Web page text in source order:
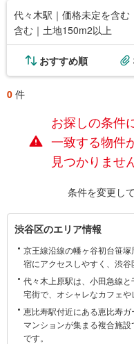
代々木駅｜価格未定を含む
含む｜土地150m2以上
おすすめ順
0 件
お探しの条件
一致する物件
見つかりませ
条件を変更し
渋
谷
区
に
関
す
る
渋谷区のエリア情報
京王線沿線の幡ヶ谷初台笹
宿にアクセスしやすく、渋谷
代々木上原駅は、小田急線
宅街で、オシャレなカフェや
恵比寿駅付近にある恵比寿ガ
マンションが集まる複合施
です。